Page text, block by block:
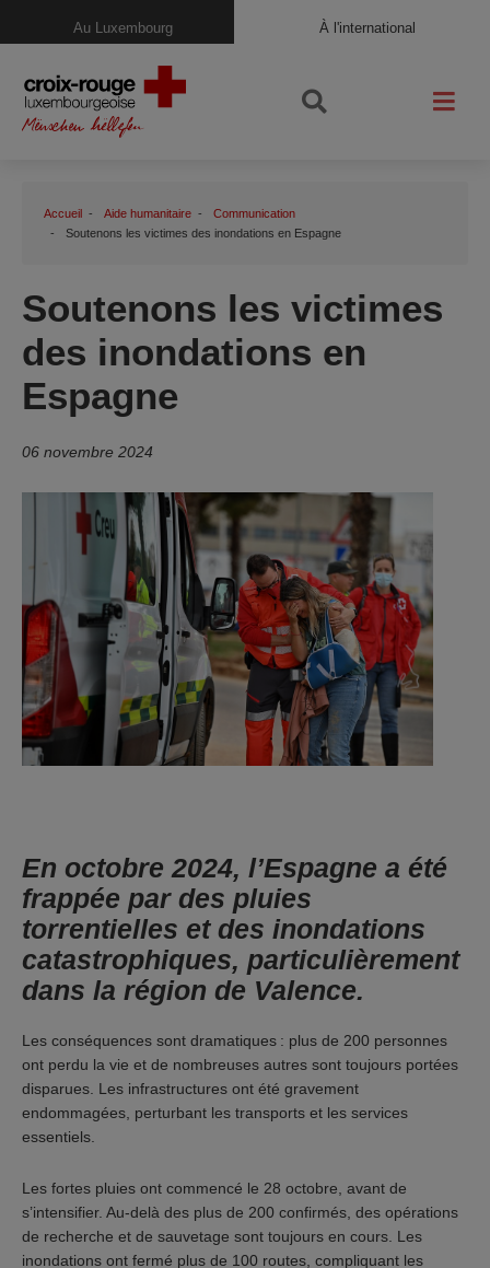
Au Luxembourg À l'international
Accueil Aide humanitaire
Communication
Soutenons les victimes des inondations en Espagne
Soutenons les victimes
des inondations en
Espagne
06 novembre 2024
En octobre 2024, l’Espagne a été
frappée par des pluies
torrentielles et des inondations
catastrophiques, particulièrement
dans la région de Valence.
Les conséquences sont dramatiques : plus de 200 personnes
ont perdu la vie et de nombreuses autres sont toujours portées
disparues. Les infrastructures ont été gravement
endommagées, perturbant les transports et les services
essentiels.
Les fortes pluies ont commencé le 28 octobre, avant de
s’intensifier. Au-delà des plus de 200 confirmés, des opérations
de recherche et de sauvetage sont toujours en cours. Les
inondations ont fermé plus de 100 routes, compliquant les